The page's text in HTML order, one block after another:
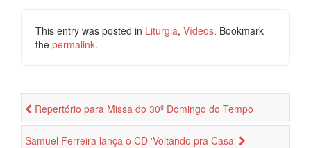
This entry was posted in Liturgia, Vídeos. Bookmark
the permalink.
Repertório para Missa do 30º Domingo do Tempo
Comum
Samuel Ferreira lança o CD 'Voltando pra Casa'